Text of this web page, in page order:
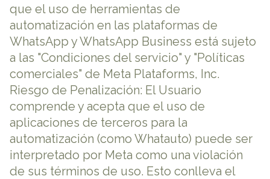
que el uso de herramientas de
automatización en las plataformas de
WhatsApp y WhatsApp Business está sujeto
a las "Condiciones del servicio" y "Políticas
comerciales" de Meta Plataforms, Inc.
Riesgo de Penalización: El Usuario
comprende y acepta que el uso de
aplicaciones de terceros para la
automatización (como Whatauto) puede ser
interpretado por Meta como una violación
de sus términos de uso. Esto conlleva el